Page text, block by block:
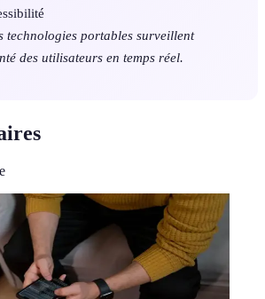
technologies portables surveillent
des utilisateurs en temps réel.